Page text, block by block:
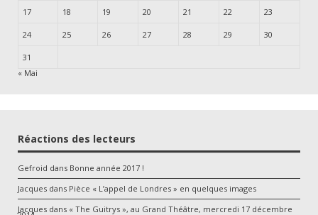
17 18 19 20 21 22 23
24 25 26 27 28 29 30
31
« Mai
Réactions des lecteurs
Gefroid dans Bonne année 2017 !
Jacques dans Pièce « L’appel de Londres » en quelques images
Jacques dans « The Guitrys », au Grand Théâtre, mercredi 17 décembre